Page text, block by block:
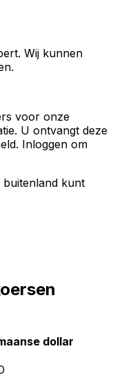
Wij kunnen
voor onze
U ontvangt deze
Inloggen om
buitenland kunt
dollar